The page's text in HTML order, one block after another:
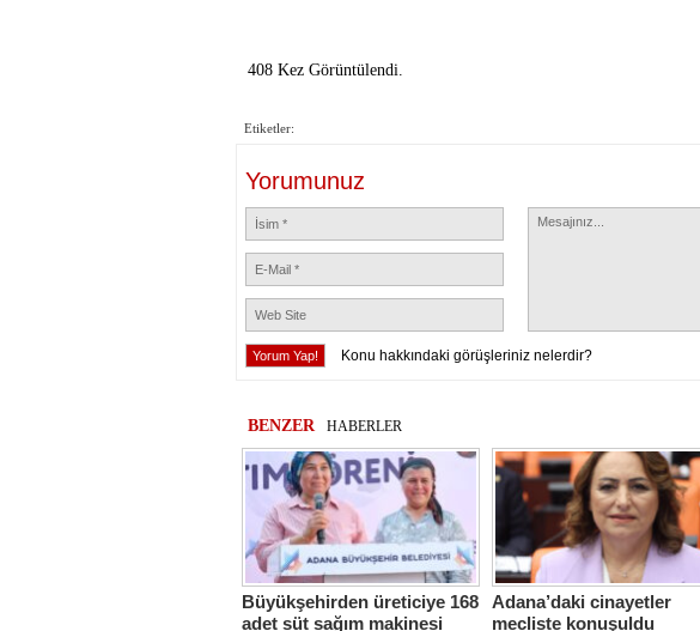
408 Kez Görüntülendi.
Etiketler:
Yorumunuz
Konu hakkındaki görüşleriniz nelerdir?
BENZER HABERLER
Büyükşehirden üreticiye 168
adet süt sağım makinesi
Adana’daki cinayetler
mecliste konuşuldu